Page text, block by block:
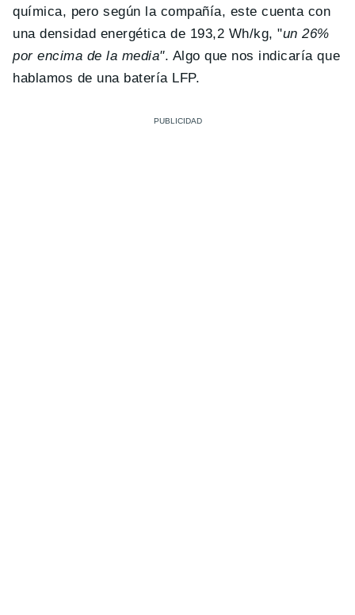
química, pero según la compañía, este cuenta con
una densidad energética de 193,2 Wh/kg, "un 26%
por encima de la media". Algo que nos indicaría que
hablamos de una batería LFP.